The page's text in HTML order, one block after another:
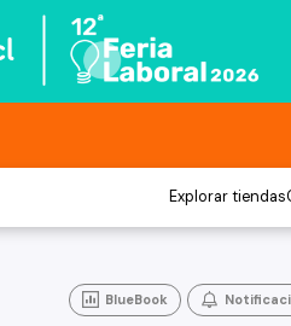
Explorar tiendas
BlueBook